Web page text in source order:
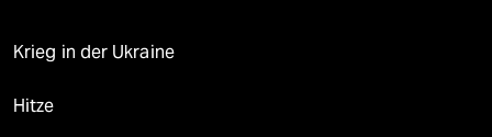
Krieg in der Ukraine
Hitze